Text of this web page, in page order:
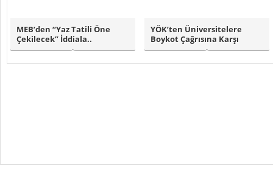
MEB’den “Yaz Tatili Öne
Çekilecek” İddiala..
YÖK’ten Üniversitelere
Boykot Çağrısına Karşı
Talimat:..